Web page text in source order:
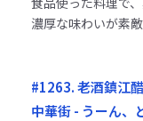
濃厚な味わいが素
#1263. 老酒鎮江
中華街 - うーん、